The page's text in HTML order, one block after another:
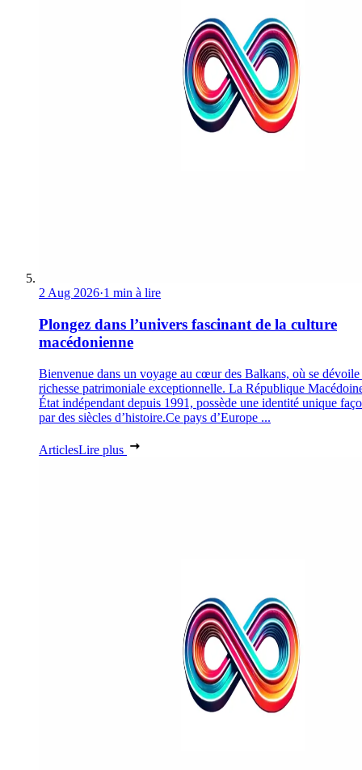
2 Aug 2026·1 min à lire
Plongez dans l’univers fascinant de la culture
macédonienne
Bienvenue dans un voyage au cœur des Balkans, où se dévoile
richesse patrimoniale exceptionnelle. La République
État indépendant depuis 1991, possède une identité unique
par des siècles d’histoire.Ce pays d’Europe ...
ArticlesLire plus